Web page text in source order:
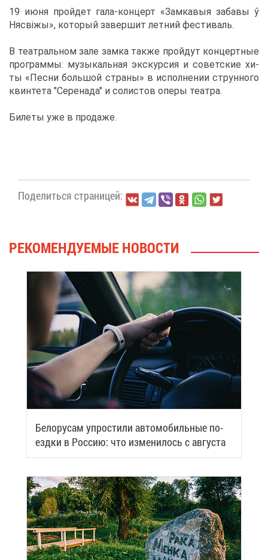
19 июня прой­дет га­ла-кон­церт «Зам­ка­выя за­ба­вы ў
Ня­свіжы», ко­то­рый за­вер­шит лет­ний фе­сти­валь.
В те­ат­раль­ном за­ле зам­ка та­к­же прой­дут кон­церт­ные
про­грам­мы: му­зы­каль­ная экс­кур­сия и со­вет­ские хи­
ты «Пес­ни боль­шой стра­ны» в ис­пол­не­нии струн­но­го
квин­те­та "Се­ре­на­да" и со­ли­стов опе­ры те­ат­ра.
Би­ле­ты уже в про­да­же.
По­де­лить­ся стра­ни­цей:
РЕ­КО­МЕН­ДУ­Е­МЫЕ НО­ВО­СТИ
Бе­ло­ру­сам упро­сти­ли ав­то­мо­биль­ные по­
езд­ки в Рос­сию: что из­ме­ни­лось с ав­гу­ста